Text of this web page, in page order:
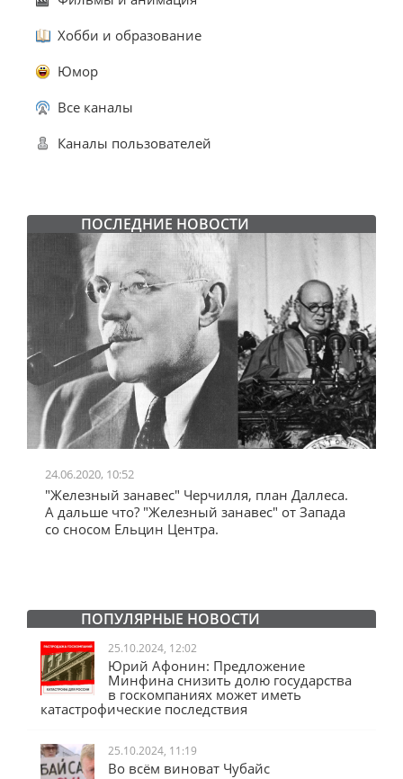
Хобби и образование
Юмор
Все каналы
Каналы пользователей
ПОСЛЕДНИЕ НОВОСТИ
24.06.2020, 10:52
"Железный занавес" Черчилля, план Даллеса.
А дальше что? "Железный занавес" от Запада
со сносом Ельцин Центра.
ПОПУЛЯРНЫЕ НОВОСТИ
25.10.2024, 12:02
Юрий Афонин: Предложение
Минфина снизить долю государства
в госкомпаниях может иметь
катастрофические последствия
25.10.2024, 11:19
Во всём виноват Чубайс